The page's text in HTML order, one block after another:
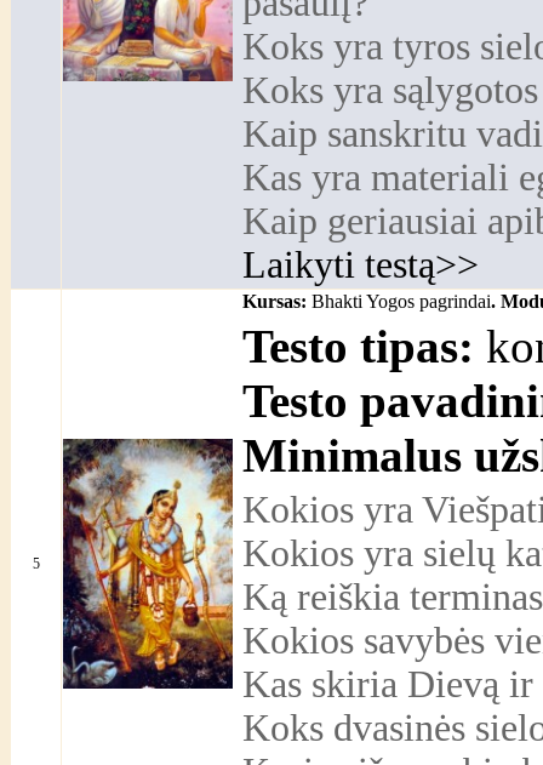
Koks yra tyros
Koks yra
Kaip sanskritu
Kas yra materiali
Kaip geriausiai
Laikyti testą>>
5
Kursas: Bhakti Yogos pagrindai.
Testo tipas:
Testo
Minimalus
Kokios yra
Kokios yra sielų
Ką reiškia
Kokios savybės
Kas skiria Dievą ir
Koks dvasinės